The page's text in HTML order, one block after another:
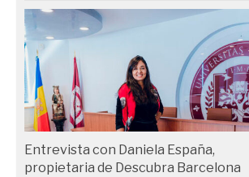
Entrevista con Daniela España,
propietaria de Descubra Barcelona